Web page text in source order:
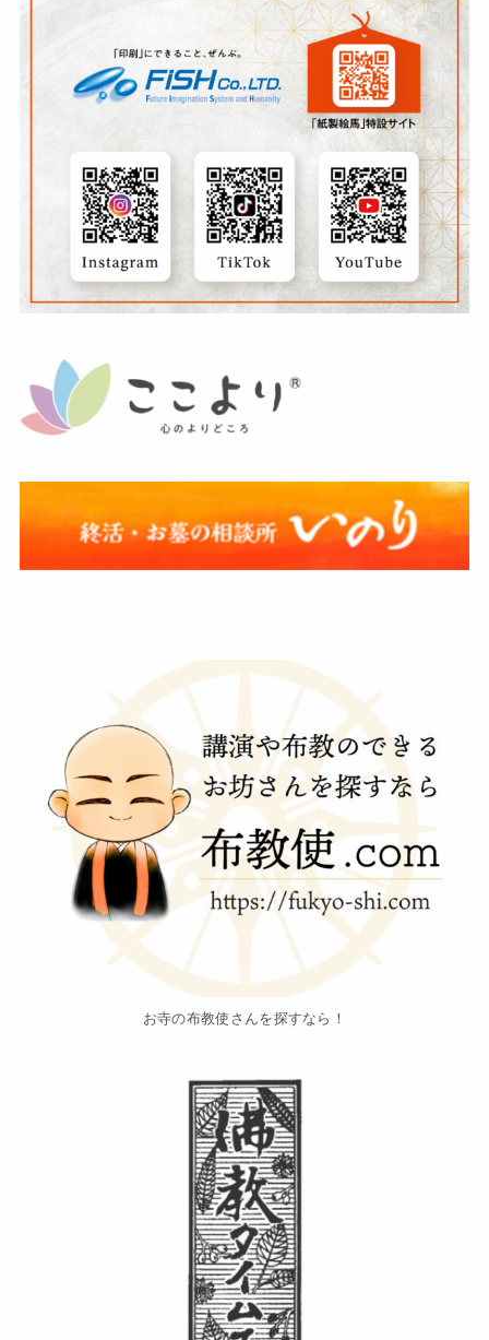
お寺の布教使さんを探すなら！